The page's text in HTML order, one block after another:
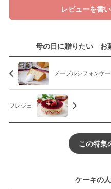
レビューを書
母の日に贈りたい お
メープルシフォンケ
フレジェ
この特集
ケーキの